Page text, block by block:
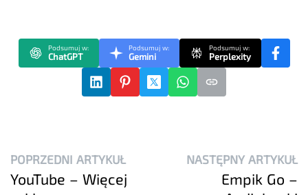
Podsumuj w:
ChatGPT
Podsumuj w:
Gemini
Podsumuj w:
Perplexity
POPRZEDNI ARTYKUŁ
YouTube – Więcej
NASTĘPNY ARTYKUŁ
Empik Go –